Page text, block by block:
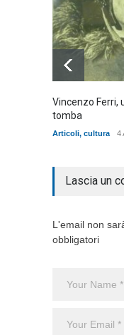
Vincenzo Ferri,
tomba
Articoli, cultura 4
Lascia un
L'email non
obbligatori